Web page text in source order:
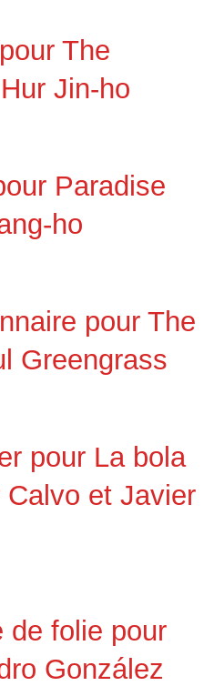
The
Jin-ho
Paradise
ho
pour The
Greengrass
pour La bola
et Javier
de folie pour
González